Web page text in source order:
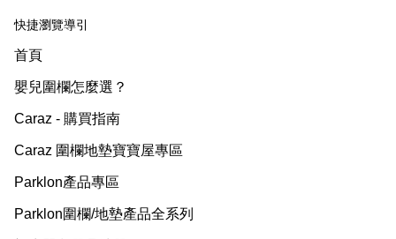
快捷瀏覽導引
首頁
嬰兒圍欄怎麼選？
Caraz - 購買指南
Caraz 圍欄地墊寶寶屋專區
Parklon產品專區
Parklon圍欄/地墊產品全系列